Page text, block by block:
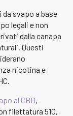
svapo a base
legali e non
dalla canapa
Questi
nicotina e
al CBD,
filettatura 510,